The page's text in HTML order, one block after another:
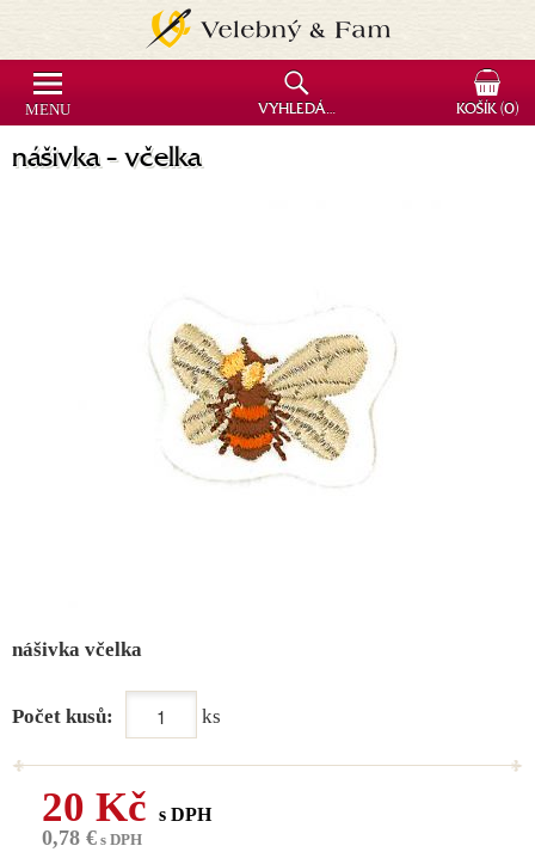
nášivka - včelka
nášivka včelka
Počet kusů: ks
20 Kč s DPH
0,78 € s DPH
MENU VYHLEDÁVÁNÍ KOŠÍK(0)